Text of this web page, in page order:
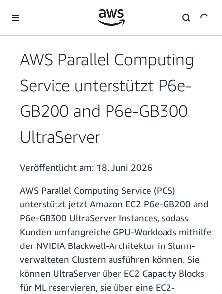
Überspringen zum Hauptinhalt
AWS Parallel Computing
Service unterstützt P6e-
GB200 and P6e-GB300
UltraServer
Veröffentlicht am: 18. Juni 2026
AWS Parallel Computing Service (PCS)
unterstützt jetzt Amazon EC2 P6e-GB200 and
P6e-GB300 UltraServer Instances, sodass
Kunden umfangreiche GPU-Workloads mithilfe
der NVIDIA Blackwell-Architektur in Slurm-
verwalteten Clustern ausführen können. Sie
können UltraServer über EC2 Capacity Blocks
für ML reservieren, sie über eine EC2-